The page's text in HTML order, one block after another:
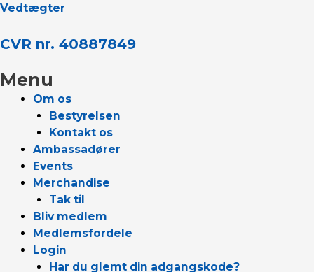
Vedtægter
CVR nr. 40887849
Menu
Om os
Bestyrelsen
Kontakt os
Ambassadører
Events
Merchandise
Tak til
Bliv medlem
Medlemsfordele
Login
Har du glemt din adgangskode?